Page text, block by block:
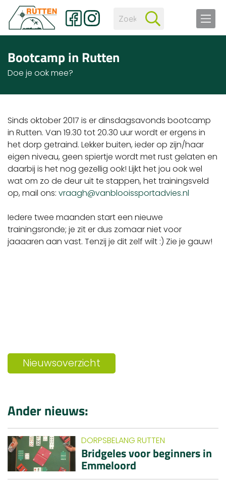
Bootcamp in Rutten
Doe je ook mee?
Sinds oktober 2017 is er dinsdagsavonds bootcamp
in Rutten. Van 19.30 tot 20.30 uur wordt er ergens in
het dorp getraind. Lekker buiten, ieder op zijn/haar
eigen niveau, geen spiertje wordt met rust gelaten en
daarbij is het nog gezellig ook! Lijkt het jou ook wel
wat om zo de deur uit te stappen, het trainingsveld
op, mail ons: vraagh@vanblooissportadvies.nl
Iedere twee maanden start een nieuwe
trainingsronde; je zit er dus zomaar niet voor
jaaaaren aan vast. Tenzij je dit zelf wilt :) Zie je gauw!
Nieuwsoverzicht
Ander nieuws:
DORPSBELANG RUTTEN
Bridgeles voor beginners in
Emmeloord